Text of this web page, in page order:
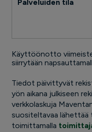
Palveluiden tila
Käyttöönotto
siirrytään
Tiedot päivittyvät
yön aikana julkiseen
verkkolaskuja
suositeltavaa
toimittamalla